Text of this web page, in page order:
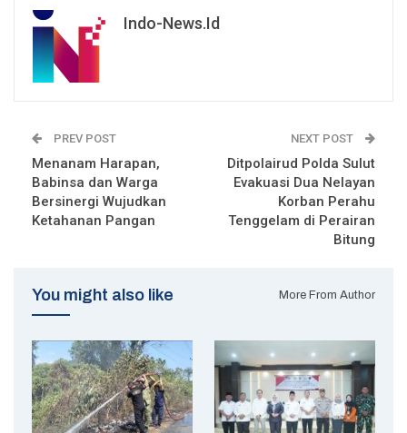
Indo-News.id
PREV POST
Menanam Harapan,
Babinsa dan Warga
Bersinergi Wujudkan
Ketahanan Pangan
NEXT POST
Ditpolairud Polda Sulut
Evakuasi Dua Nelayan
Korban Perahu
Tenggelam di Perairan
Bitung
You might also like More From Author